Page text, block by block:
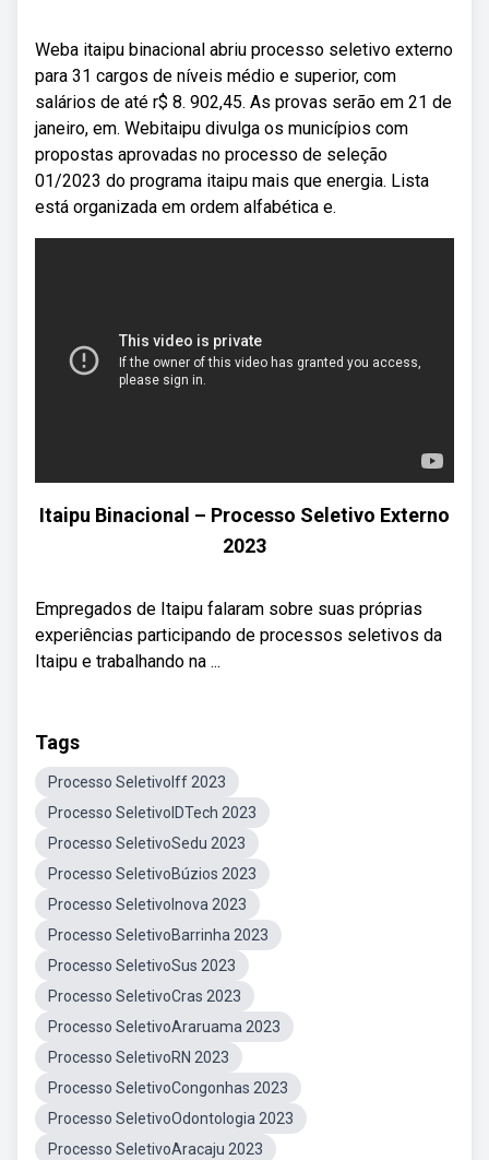
Weba itaipu binacional abriu processo seletivo externo
para 31 cargos de níveis médio e superior, com
salários de até r$ 8. 902,45. As provas serão em 21 de
janeiro, em. Webitaipu divulga os municípios com
propostas aprovadas no processo de seleção
01/2023 do programa itaipu mais que energia. Lista
está organizada em ordem alfabética e.
Itaipu Binacional – Processo Seletivo Externo
2023
Empregados de Itaipu falaram sobre suas próprias
experiências participando de processos seletivos da
Itaipu e trabalhando na ...
Tags
Processo SeletivoIff 2023
Processo SeletivoIDTech 2023
Processo SeletivoSedu 2023
Processo SeletivoBúzios 2023
Processo SeletivoInova 2023
Processo SeletivoBarrinha 2023
Processo SeletivoSus 2023
Processo SeletivoCras 2023
Processo SeletivoAraruama 2023
Processo SeletivoRN 2023
Processo SeletivoCongonhas 2023
Processo SeletivoOdontologia 2023
Processo SeletivoAracaju 2023